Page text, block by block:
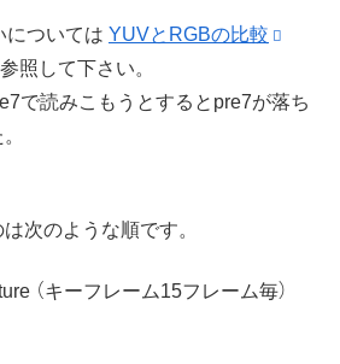
ついては YUVとRGBの比較
参照して下さい。
で読みこもうとするとpre7が落ち
次のような順です。
（キーフレーム15フレーム毎）